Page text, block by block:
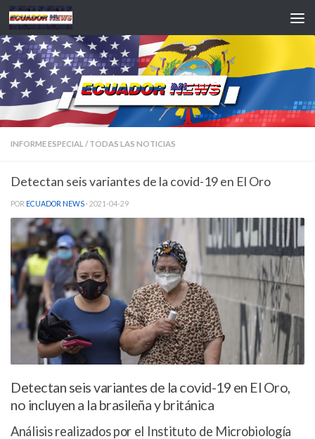
Saltar al contenido
INFORME ESPECIAL / TODAS LAS NOTICIAS
Detectan seis variantes de la covid-19 en El Oro
POR ECUADOR NEWS · 2021-04-29
Detectan seis variantes de la covid-19 en El Oro,
no incluyen a la brasileña y británica
Análisis realizados por el Instituto de Microbiología